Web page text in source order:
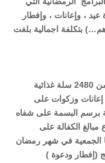
، وإعانات ، وإفطار
بتكلفة اجمالية بلغت
وقد صرفت الجمعية مطلع شهر مضان أكثر من 2480 سلة غذائية
إعانات وزكوات على
برسم البسمة على شفاه
مبالغ الكفالة على
الجمعية في شهر رمضان
برنامج (إفطار ودعوة )